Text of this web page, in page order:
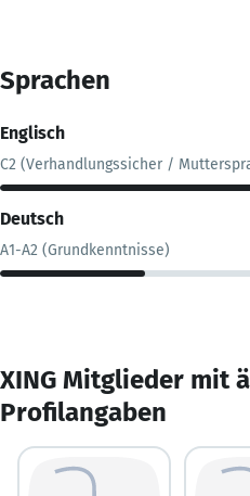
Sprachen
Englisch
C2 (Verhandlungssicher /
Deutsch
A1-A2 (Grundkenntnisse)
XING Mitglieder mit
Profilangaben